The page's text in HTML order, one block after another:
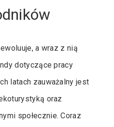
a wraz z nią
dotyczące pracy
latach zauważalny jest
oraz
społecznie. Coraz